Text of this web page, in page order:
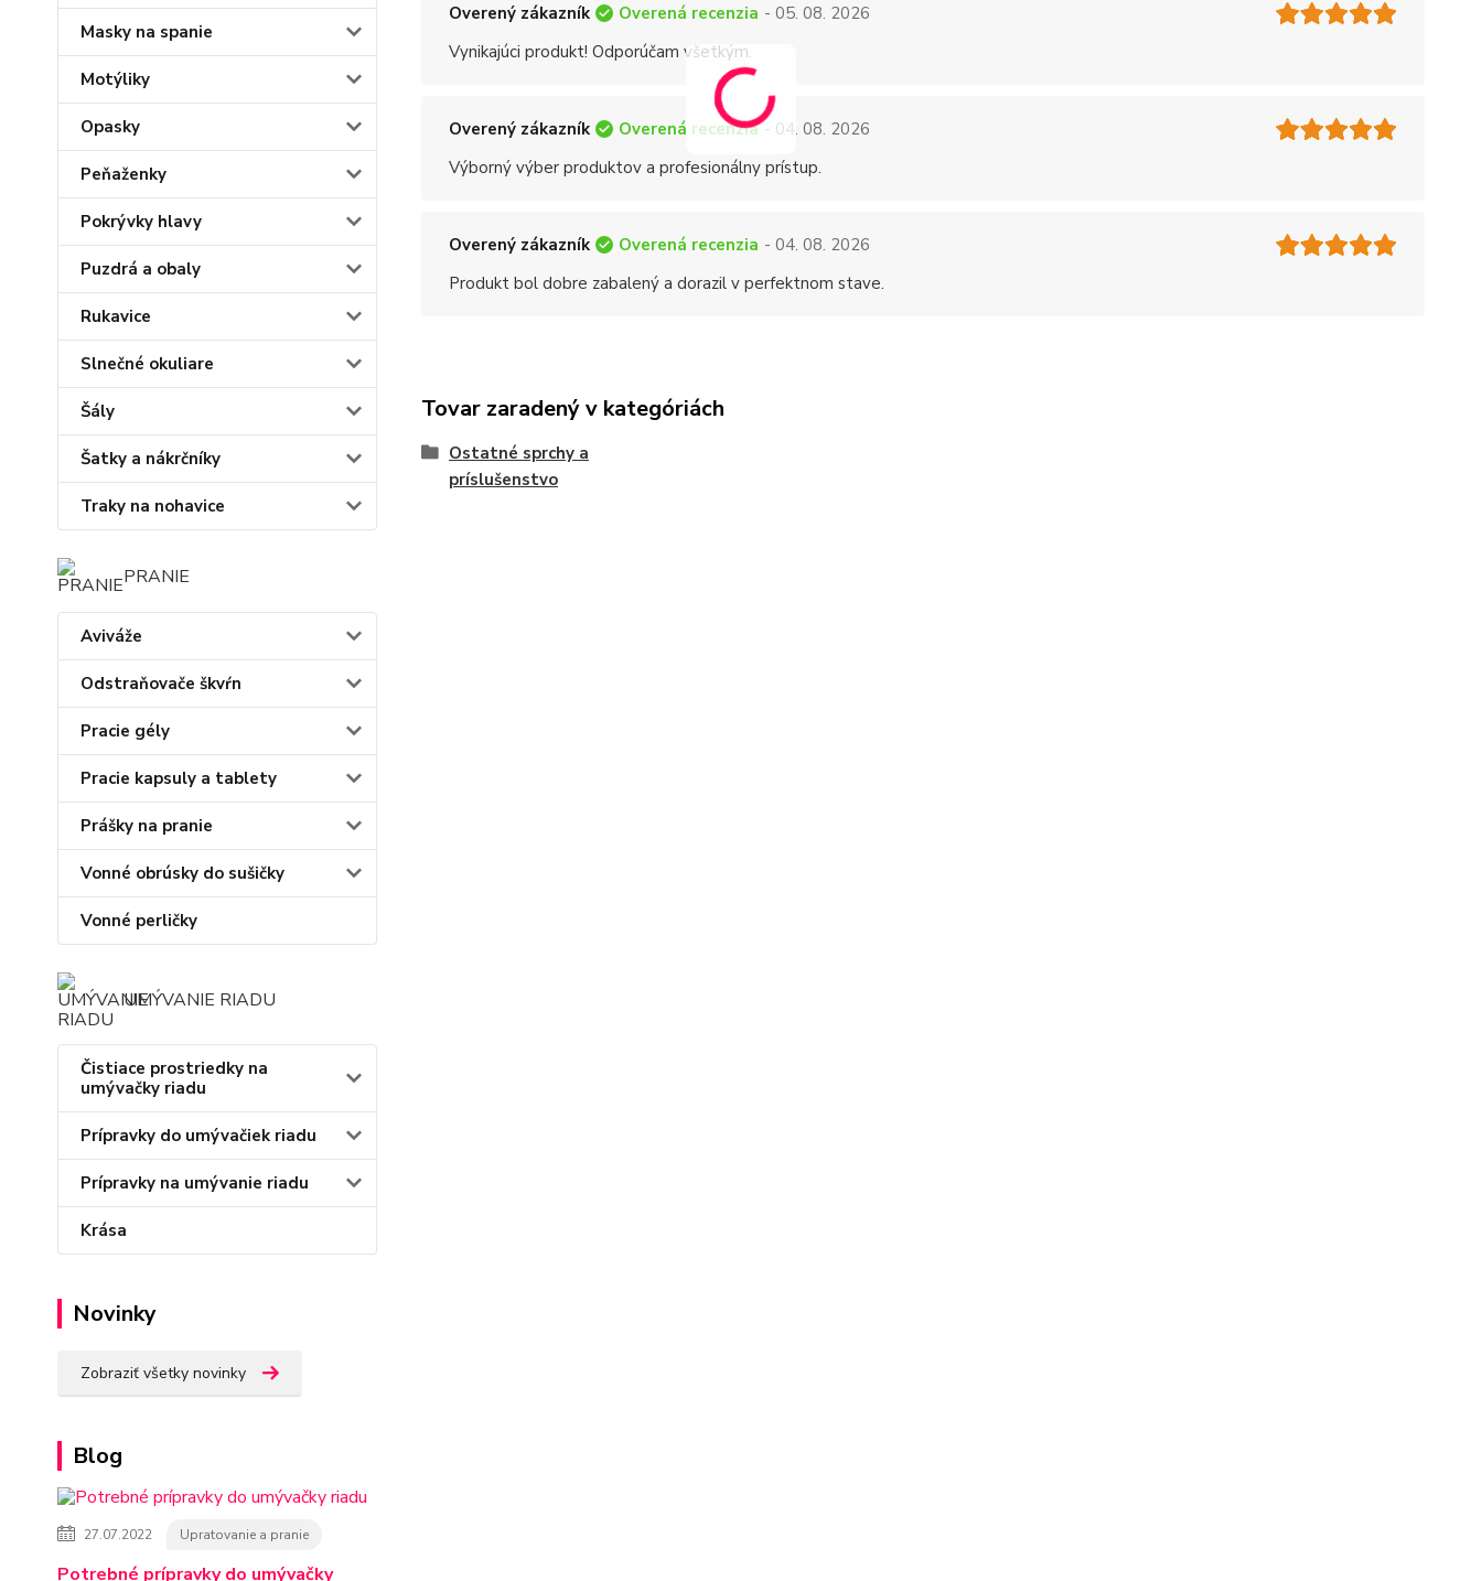
Masky na spanie
Motýliky
Opasky
Peňaženky
Pokrývky hlavy
Puzdrá a obaly
Rukavice
Slnečné okuliare
Šály
Šatky a nákrčníky
Traky na nohavice
PRANIE
Aviváže
Odstraňovače škvŕn
Pracie gély
Pracie kapsuly a tablety
Prášky na pranie
Vonné obrúsky do sušičky
Vonné perličky
UMÝVANIE RIADU
Čistiace prostriedky na
umývačky riadu
Prípravky do umývačiek riadu
Prípravky na umývanie riadu
Krása
Novinky
Zobraziť všetky novinky
Blog
27.07.2022 Upratovanie a pranie
Potrebné prípravky do umývačky
Overený zákazník Overená recenzia - 05. 08. 2026
Vynikajúci produkt! Odporúčam všetkým.
Overený zákazník Overená recenzia - 04. 08. 2026
Výborný výber produktov a profesionálny prístup.
Overený zákazník Overená recenzia - 04. 08. 2026
Produkt bol dobre zabalený a dorazil v perfektnom stave.
Tovar zaradený v kategóriách
Ostatné sprchy a
príslušenstvo